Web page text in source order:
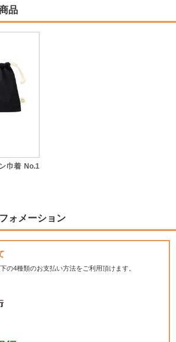
品
巾着 No.1
ォメーション
の4種類のお支払い方法をご利用頂けます。